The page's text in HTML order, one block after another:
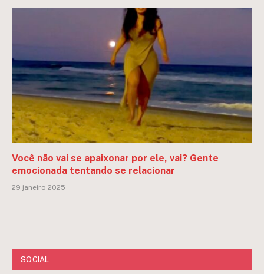
Você não vai se apaixonar por ele, vai? Gente
emocionada tentando se relacionar
29 janeiro 2025
SOCIAL